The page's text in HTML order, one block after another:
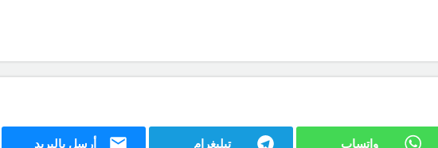
واتساب تيليغرام أرسل بالبريد